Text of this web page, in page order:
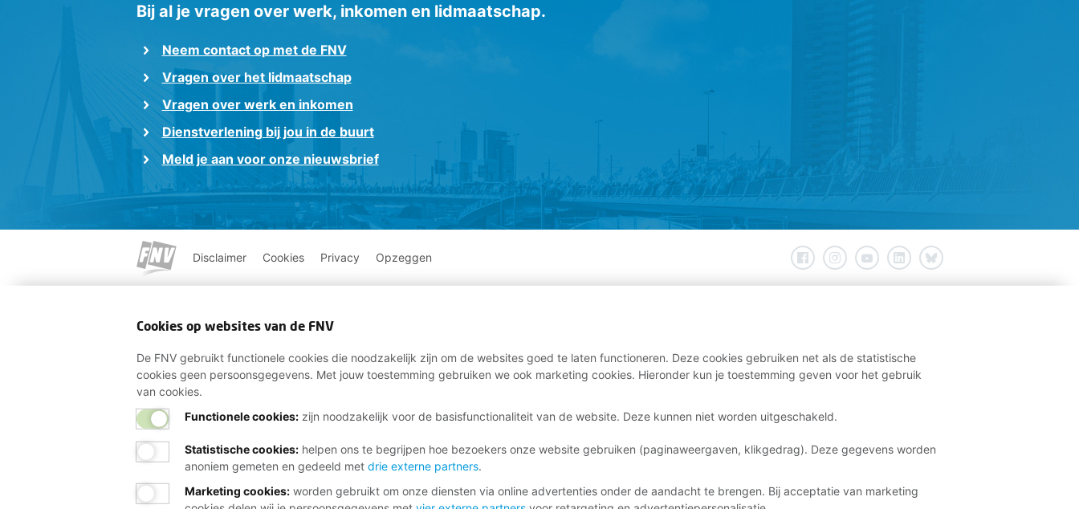
Bij al je vragen over werk, inkomen en lidmaatschap.
Neem contact op met de FNV
Vragen over het lidmaatschap
Vragen over werk en inkomen
Dienstverlening bij jou in de buurt
Meld je aan voor onze nieuwsbrief
Disclaimer Cookies Privacy Opzeggen
Cookies op websites van de FNV
De FNV gebruikt functionele cookies die noodzakelijk zijn om de websites goed te laten functioneren. Deze cookies gebruiken net als de statistische
cookies geen persoonsgegevens. Met jouw toestemming gebruiken we ook marketing cookies. Hieronder kun je toestemming geven voor het gebruik
van cookies.
Functionele cookies:zijn noodzakelijk voor de basisfunctionaliteit van de website. Deze kunnen niet worden uitgeschakeld.
Statistische cookies: helpen ons te begrijpen hoe bezoekers onze website gebruiken (paginaweergaven, klikgedrag). Deze gegevens worden
anoniem gemeten en gedeeld met drie externe partners.
Marketing cookies: worden gebruikt om onze diensten via online advertenties onder de aandacht te brengen. Bij acceptatie van marketing